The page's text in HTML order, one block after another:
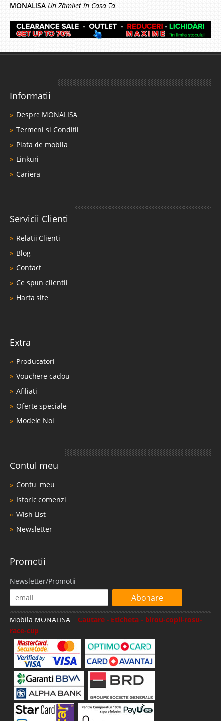
MONALISA Un Zâmbet în Casa Ta
Informatii
Despre MONALISA
Termeni si Conditii
Piata de mobila
Linkuri
Cariera
Servicii Clienti
Relatii Clienti
Blog
Contact
Ce spun clientii
Harta site
Extra
Producatori
Vouchere cadou
Afiliati
Oferte speciale
Modele Noi
Contul meu
Contul meu
Istoric comenzi
Wish List
Newsletter
Promotii
Newsletter/Promotii
Abonare
Mobila MONALISA | Cautare - Eticheta - birou-copii-rosu-
race-cup